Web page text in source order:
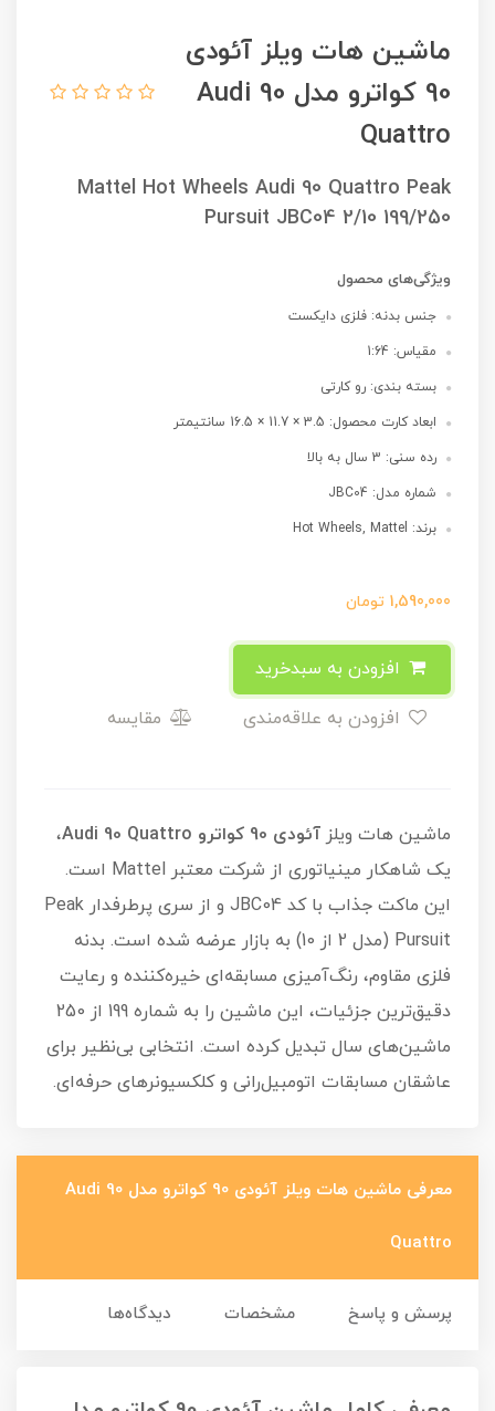
ماشین هات ویلز آئودی
90 کواترو مدل Audi 90
Quattro
Mattel Hot Wheels Audi 90 Quattro Peak
Pursuit JBC04 2/10 199/250
ویژگی‌های محصول
جنس بدنه: فلزی دایکست
مقیاس: 1:64
بسته بندی: رو کارتی
ابعاد کارت محصول: 3.5 × 11.7 × 16.5 سانتیمتر
رده سنی: 3 سال به بالا
شماره مدل: JBC04
برند: Hot Wheels, Mattel
1,590,000 تومان
مقایسه
ماشین هات ویلز آئودی 90 کواترو Audi 90 Quattro
،
یک شاهکار مینیاتوری از شرکت معتبر Mattel است.
این ماکت جذاب با کد JBC04 و از سری پرطرفدار Peak
Pursuit (مدل 2 از 10) به بازار عرضه شده است. بدنه
فلزی مقاوم، رنگ‌آمیزی مسابقه‌ای خیره‌کننده و رعایت
دقیق‌ترین جزئیات، این ماشین را به شماره 199 از 250
ماشین‌های سال تبدیل کرده است. انتخابی بی‌نظیر برای
عاشقان مسابقات اتومبیل‌رانی و کلکسیونرهای حرفه‌ای.
معرفی ماشین هات ویلز آئودی 90 کواترو مدل Audi 90
Quattro
پرسش و پاسخ مشخصات دیدگاه‌ها